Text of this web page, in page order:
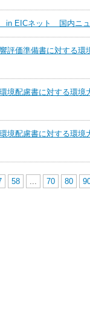
in EICネット 国内ニ
評価準備書に対する環
境配慮書に対する環境
境配慮書に対する環
58 ... 70 80